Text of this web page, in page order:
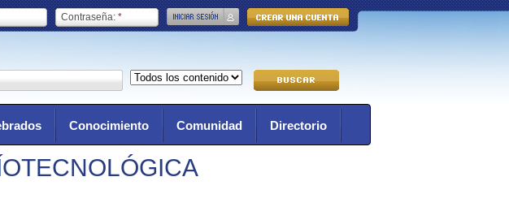
Contraseña: *
Conocimiento Comunidad Directorio